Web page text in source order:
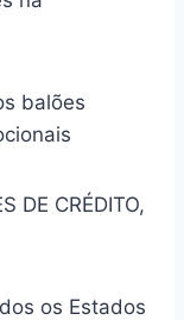
balões
DE CRÉDITO,
os Estados